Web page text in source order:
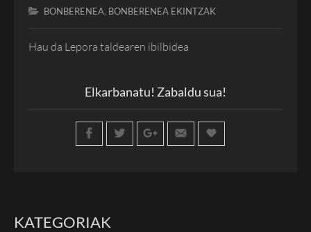
BONBERENEA, BONBERENEA EKINTZAK
Hau da Lepora taldearen ibilbidea
Elkarbanatu! Zabaldu sua!
KATEGORIAK